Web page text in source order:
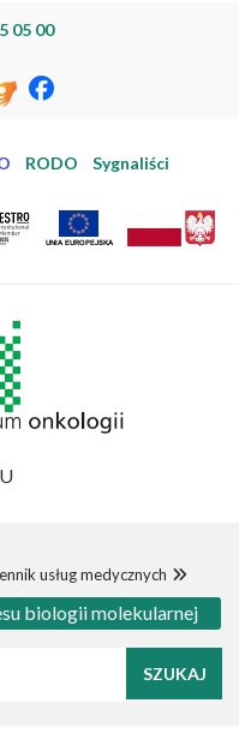
05 00
RODO Sygnaliści
usług medycznych
biologii molekularnej